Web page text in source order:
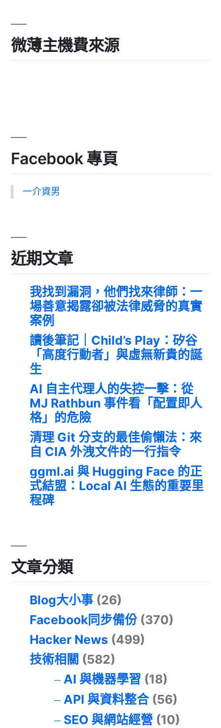
微薄主機費來源
Facebook 專頁
一介資男
近期文章
我找到漏洞，他們找來律師：一
場善意揭露卻被法律威脅的真實
案例
讀後筆記｜Child’s Play：矽谷
「高度行動者」與虛無新貴的誕
生
AI 自主代理人的失控一擊：從
MJ Rathbun 事件看「配置即人
格」的危險
清理 Git 分支的最佳偷懶法：來
自 CIA 外洩文件的一行指令
ggml.ai 與 Hugging Face 的正
式結盟：Local AI 生態的重要里
程碑
文章分類
Blog大小事 (26)
Facebook同步備份 (370)
Hacker News (499)
技術相關 (582)
AI 與機器學習 (18)
API 與資料整合(56)
SEO 與網站經營 (10)